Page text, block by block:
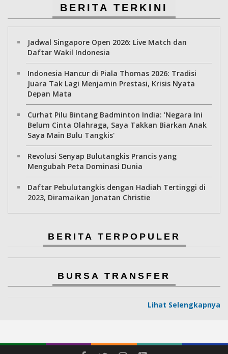
BERITA TERKINI
Jadwal Singapore Open 2026: Live Match dan
Daftar Wakil Indonesia
Indonesia Hancur di Piala Thomas 2026: Tradisi
Juara Tak Lagi Menjamin Prestasi, Krisis Nyata
Depan Mata
Curhat Pilu Bintang Badminton India: 'Negara Ini
Belum Cinta Olahraga, Saya Takkan Biarkan Anak
Saya Main Bulu Tangkis'
Revolusi Senyap Bulutangkis Prancis yang
Mengubah Peta Dominasi Dunia
Daftar Pebulutangkis dengan Hadiah Tertinggi di
2023, Diramaikan Jonatan Christie
BERITA TERPOPULER
BURSA TRANSFER
Lihat Selengkapnya